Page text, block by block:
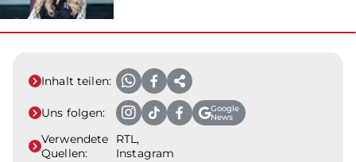
Inhalt teilen:
Uns folgen:
Google
News
Verwendete
Quellen:
RTL,
Instagram